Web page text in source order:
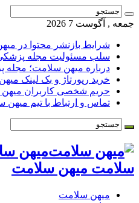
جمعه , آگوست 7 2026
شرایط بازنشر محتوا در
سلب مسئولیت مجله
درباره میهن سلامت؛
خرید رپورتاژ و بک لینک
حریم شخصی کاربران
تماس و ارتباط با تیم میهن
میهن
سلامت میهن سلامت
میهن سلامت